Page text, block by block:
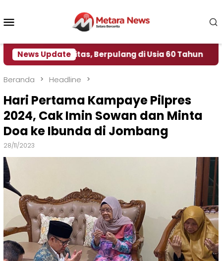
konten
News UpdateBerpulang di Usia 60 Tahun DK3
Beranda Headline
Hari Pertama Kampaye Pilpres
2024, Cak Imin Sowan dan Minta
Doa ke Ibunda di Jombang
28/11/2023